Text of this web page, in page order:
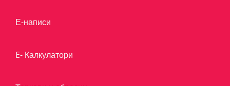
Е-написи
E- Калкулатори